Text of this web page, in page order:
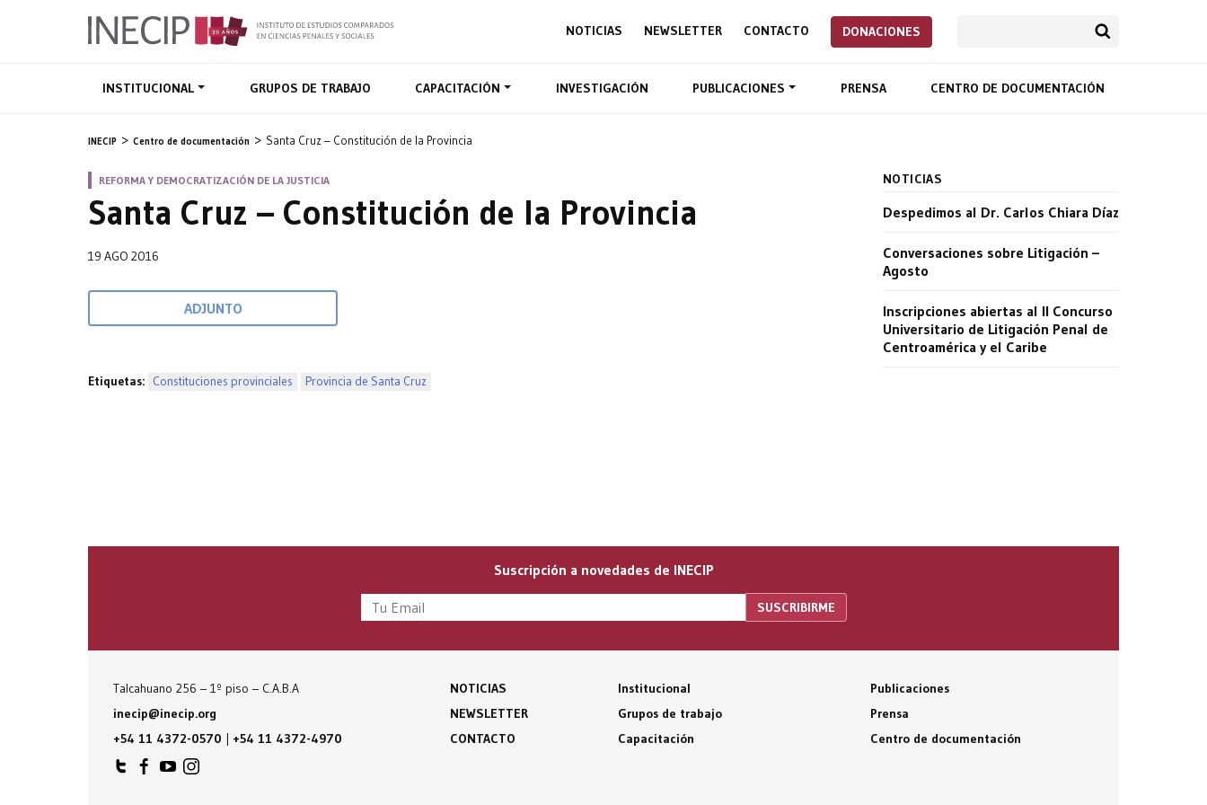
NOTICIAS NEWSLETTER CONTACTO DONACIONES
INSTITUCIONAL GRUPOS DE TRABAJO CAPACITACIÓN INVESTIGACIÓN PUBLICACIONES PRENSA CENTRO DE DOCUMENTACIÓN
INECIP Centro de documentación Santa Cruz – Constitución de la Provincia
REFORMA Y DEMOCRATIZACIÓN DE LA JUSTICIA
Santa Cruz – Constitución de la Provincia
19 AGO 2016
ADJUNTO
Etiquetas: Constituciones provinciales Provincia de Santa Cruz
NOTICIAS
Despedimos al Dr. Carlos Chiara Díaz
Conversaciones sobre Litigación –
Agosto
Inscripciones abiertas al II Concurso
Universitario de Litigación Penal de
Centroamérica y el Caribe
Suscripción a novedades de INECIP
Talcahuano 256 – 1º piso – C.A.B.A
inecip@inecip.org
+54 11 4372-0570
+54 11 4372-4970
NOTICIAS
NEWSLETTER
CONTACTO
Institucional
Grupos de trabajo
Capacitación
Publicaciones
Prensa
Centro de documentación